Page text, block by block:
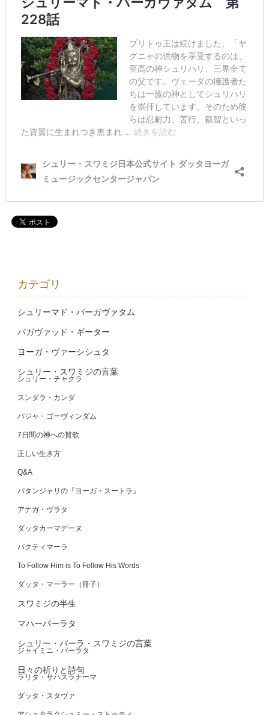
カテゴリ
シュリーマド・バーガヴァタム
バガヴァッド・ギーター
ヨーガ・ヴァーシシュタ
シュリー・スワミジの言葉
シュリー・チャクラ
スンダラ・カンダ
バジャ・ゴーヴィンダム
7日間の神への賛歌
正しい生き方
Q&A
パタンジャリの『ヨーガ・スートラ』
アナガ・ヴラタ
ダッタカーマデーヌ
バクティマーラ
To Follow Him is To Follow His Words
ダッタ・マーラー（冊子）
スワミジの半生
マハーバーラタ
シュリー・バーラ・スワミジの言葉
ジャイミニ・バーラタ
日々の祈りと詩句
ラリタ・サハスラナーマ
ダッタ・スタヴァ